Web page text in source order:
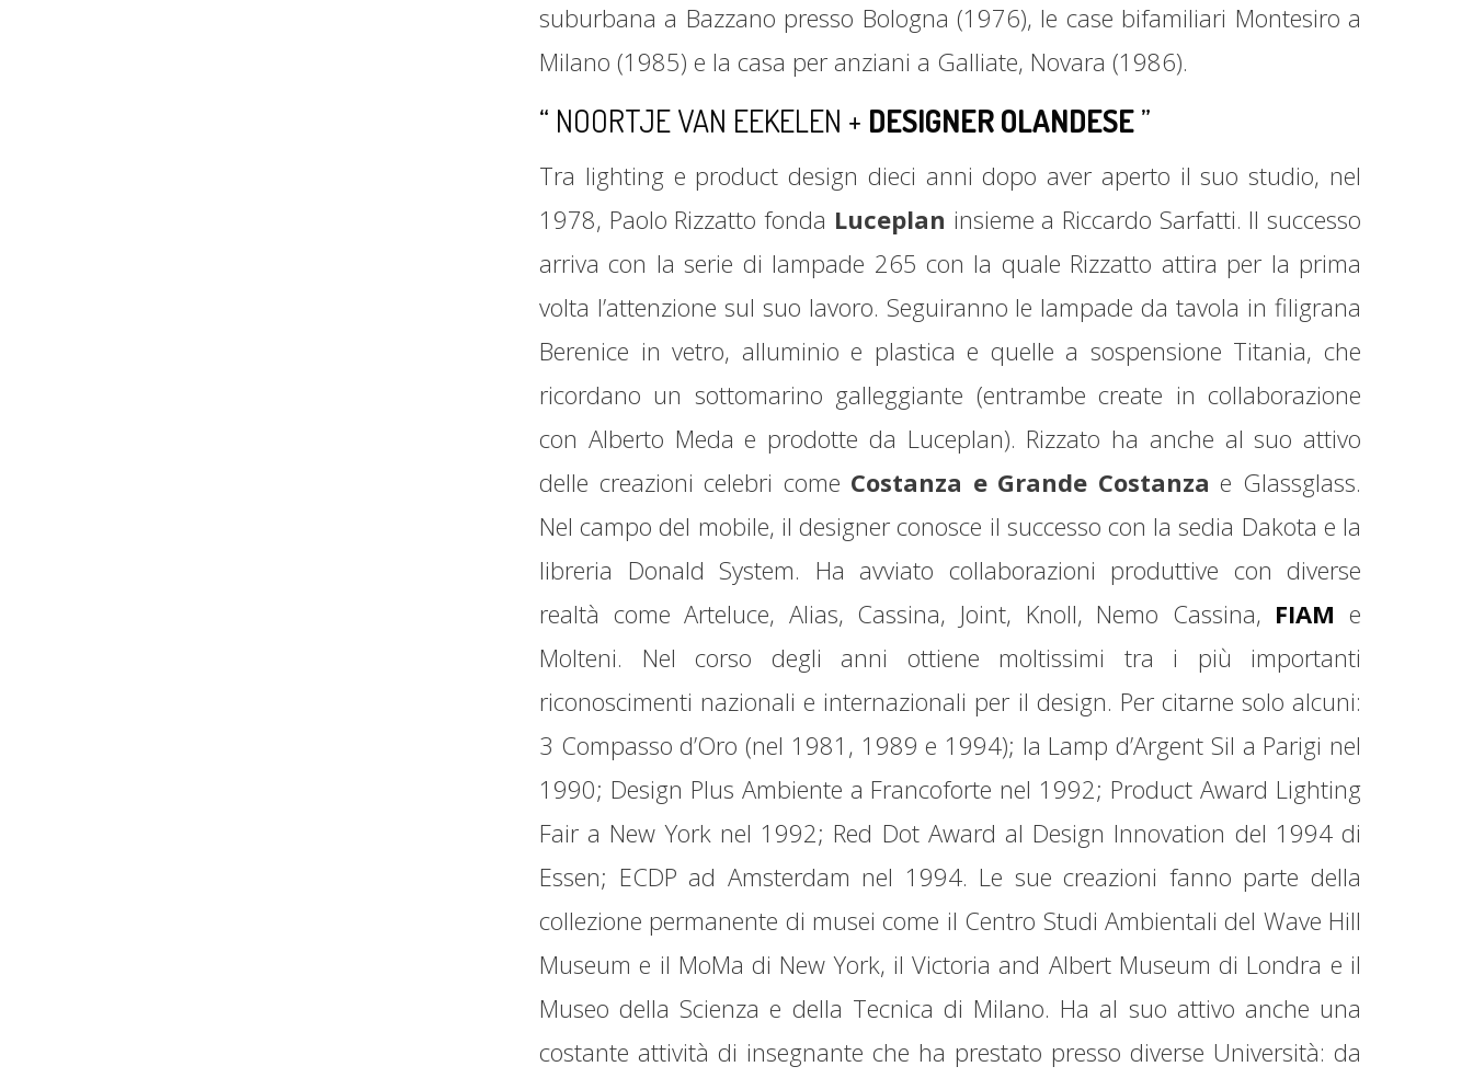
suburbana a Bazzano presso Bologna (1976), le case bifamiliari Montesiro a
Milano (1985) e la casa per anziani a Galliate, Novara (1986).
“ NOORTJE VAN EEKELEN + DESIGNER OLANDESE”
Tra lighting e product design dieci anni dopo aver aperto il suo studio, nel
1978, Paolo Rizzatto fonda Luceplan insieme a Riccardo Sarfatti. Il successo
arriva con la serie di lampade 265 con la quale Rizzatto attira per la prima
volta l’attenzione sul suo lavoro. Seguiranno le lampade da tavola in filigrana
Berenice in vetro, alluminio e plastica e quelle a sospensione Titania, che
ricordano un sottomarino galleggiante (entrambe create in collaborazione
con Alberto Meda e prodotte da Luceplan). Rizzato ha anche al suo attivo
delle creazioni celebri come Costanza e Grande Costanza e Glassglass.
Nel campo del mobile, il designer conosce il successo con la sedia Dakota e la
libreria Donald System. Ha avviato collaborazioni produttive con diverse
realtà come Arteluce, Alias, Cassina, Joint, Knoll, Nemo Cassina, FIAM e
Molteni. Nel corso degli anni ottiene moltissimi tra i più importanti
riconoscimenti nazionali e internazionali per il design. Per citarne solo alcuni:
3 Compasso d’Oro (nel 1981, 1989 e 1994); la Lamp d’Argent Sil a Parigi nel
1990; Design Plus Ambiente a Francoforte nel 1992; Product Award Lighting
Fair a New York nel 1992; Red Dot Award al Design Innovation del 1994 di
Essen; ECDP ad Amsterdam nel 1994. Le sue creazioni fanno parte della
collezione permanente di musei come il Centro Studi Ambientali del Wave Hill
Museum e il MoMa di New York, il Victoria and Albert Museum di Londra e il
Museo della Scienza e della Tecnica di Milano. Ha al suo attivo anche una
costante attività di insegnante che ha prestato presso diverse Università: da